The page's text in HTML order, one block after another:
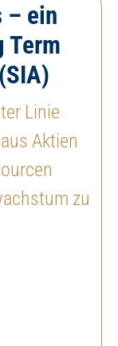
– ein
Term
Linie
Aktien
zu